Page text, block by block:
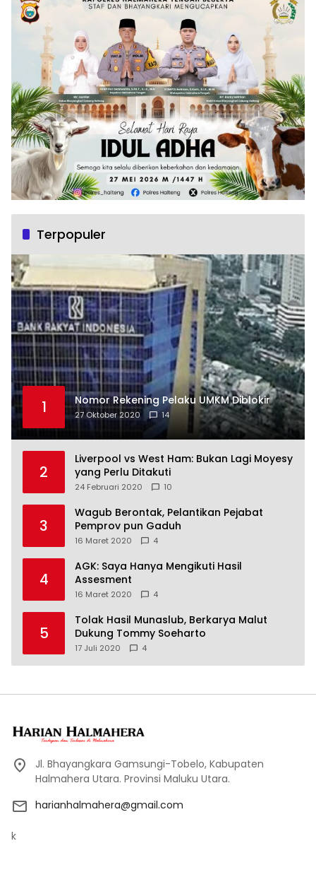
Terpopuler
1 Nomor Rekening Pelaku UMKM Diblokir
27 Oktober 2020 14
2
Liverpool vs West Ham: Bukan Lagi Moyesy
yang Perlu Ditakuti
24 Februari 2020 10
3
Wagub Berontak, Pelantikan Pejabat
Pemprov pun Gaduh
16 Maret 2020 4
4
AGK: Saya Hanya Mengikuti Hasil
Assesment
16 Maret 2020 4
5
Tolak Hasil Munaslub, Berkarya Malut
Dukung Tommy Soeharto
17 Juli 2020 4
Jl. Bhayangkara Gamsungi-Tobelo, Kabupaten
Halmahera Utara. Provinsi Maluku Utara.
harianhalmahera@gmail.com
k